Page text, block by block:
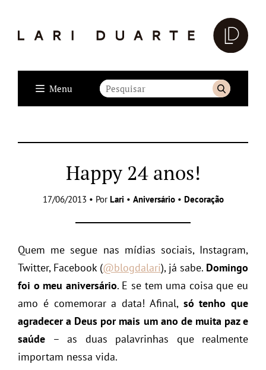
Menu
Happy 24 anos!
17/06/2013 • Por Lari • Aniversário• Decoração
Quem me segue nas mídias sociais, Instagram,
Twitter, Facebook (@blogdalari), já sabe. Domingo
foi o meu aniversário. E se tem uma coisa que eu
amo é comemorar a data! Afinal, só tenho que
agradecer a Deus por mais um ano de muita paz e
saúde – as duas palavrinhas que realmente
importam nessa vida.